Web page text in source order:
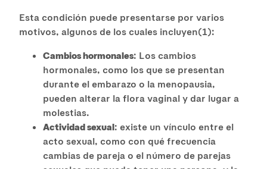
Esta condición puede presentarse por varios
motivos, algunos de los cuales incluyen(1):
Cambios hormonales: Los cambios
hormonales, como los que se presentan
durante el embarazo o la menopausia,
pueden alterar la flora vaginal y dar lugar a
molestias.
Actividad sexual: existe un vínculo entre el
acto sexual, como con qué frecuencia
cambias de pareja o el número de parejas